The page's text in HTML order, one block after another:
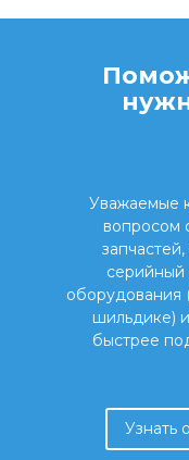
Уважаемые
вопросом
серийный
оборудования
шильдике)
быстрее
Узнать